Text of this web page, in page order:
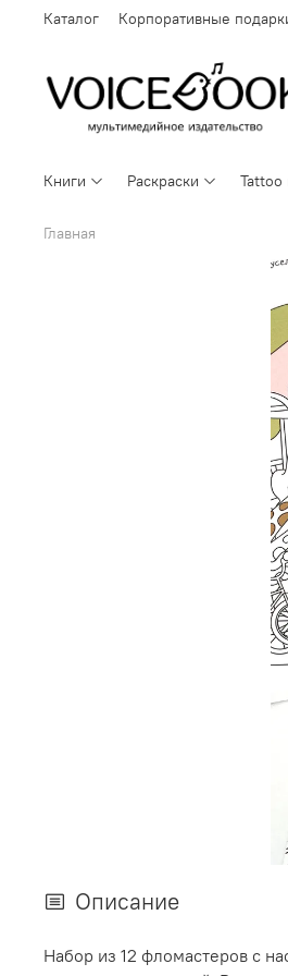
Каталог Корпоративные
Книги Раскраски
Главная
Описание
Набор из 12 фломастеров с